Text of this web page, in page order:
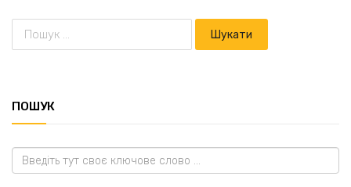
ПОШУК